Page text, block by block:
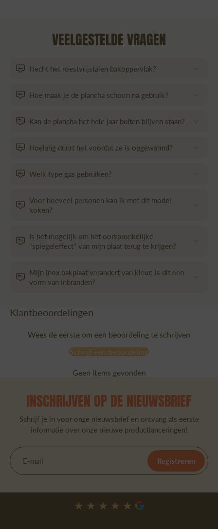
VEELGESTELDE VRAGEN
Hecht het roestvrijstalen bakoppervlak?
Hoe maak je de plancha schoon na gebruik?
Kan de plancha het hele jaar buiten blijven staan?
Hoelang duurt het voordat ze is opgewarmd?
Welk type gas gebruiken?
Voor hoeveel personen kan ik met dit model
koken?
Is het mogelijk om het oorspronkelijke
"spiegeleffect" van mijn plaat terug te krijgen?
Mijn inox bakplaat verandert van kleur: is dit een
vorm van inbranden?
Klantbeoordelingen
Wees de eerste om een beoordeling te schrijven
Schrijf een beoordeling
Geen items gevonden
INSCHRIJVEN OP DE NIEUWSBRIEF
Schrijf je in voor onze nieuwsbrief en ontvang als eerste
informatie over onze nieuwe productlanceringen!
E-mail Registreren
★★★★★
★★★★★